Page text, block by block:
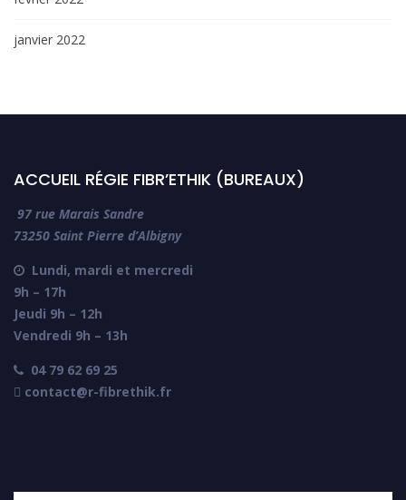
janvier 2022
ACCUEIL RÉGIE FIBR’ETHIK (BUREAUX)
97 rue Marais Sandre
73250 Saint Pierre d’Albigny

Lundi, mardi et mercredi
9h – 17h
Jeudi 9h – 12h
Vendredi 9h – 13h

04 79 62 69 25
 contact@r-fibrethik.fr